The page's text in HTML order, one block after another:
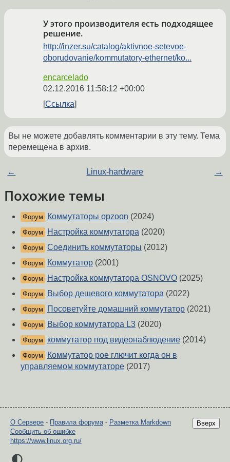
У этого производителя есть подходящее
решение.
http://inzer.su/catalog/aktivnoe-setevoe-
oborudovanie/kommutatory-ethernet/ko...
encarcelado
02.12.2016 11:58:12 +00:00
Ссылка
Вы не можете добавлять комментарии в эту тему. Тема
перемещена в архив.
← Linux-hardware →
Похожие темы
Форум Коммутаторы opzoon (2024)
Форум Настройка коммутатора (2020)
Форум Соединить коммутаторы (2012)
Форум Коммутатор (2001)
Форум Настройка коммутатора OSNOVO (2025)
Форум Выбор дешевого коммутатора (2022)
Форум Посоветуйте домашний коммутатор (2021)
Форум Выбор коммутатора L3 (2020)
Форум коммутатор под видеонаблюдение (2014)
Форум
Коммутатор poe глючит когда он в
управляемом коммутаторе (2017)
Вверх
О Сервере - Правила форума - Разметка Markdown
Сообщить об ошибке
https://www.linux.org.ru/